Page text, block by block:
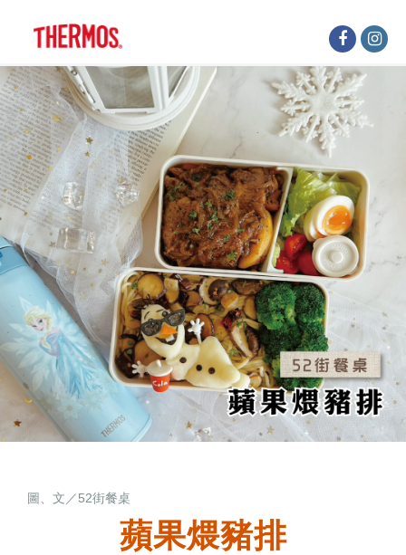
圖、文／52街餐桌
蘋果煨豬排